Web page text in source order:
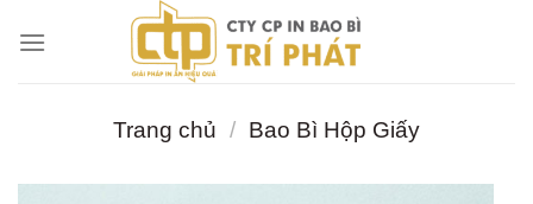
đến
Trang chủ / Bao Bì Hộp Giấy